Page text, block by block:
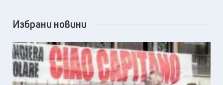
Избрани новини